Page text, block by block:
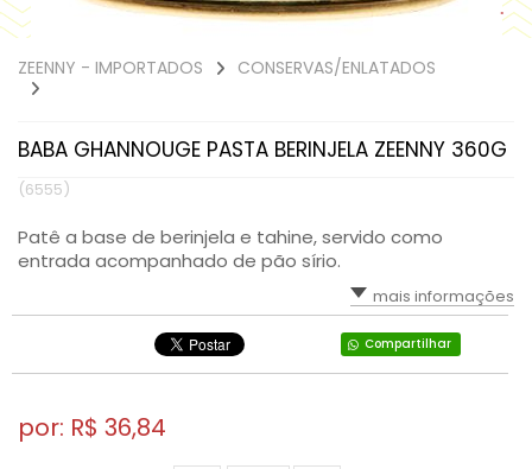
ZEENNY - IMPORTADOS CONSERVAS/ENLATADOS
BABA GHANNOUGE PASTA BERINJELA ZEENNY 360G
(6555)
Patê a base de berinjela e tahine, servido como
entrada acompanhado de pão sírio.
mais informações
Compartilhar
por: R$ 36,84